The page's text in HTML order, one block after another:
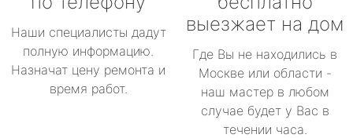
Наши специалисты дадут
полную информацию.
Назначат цену ремонта и
время работ.
выезжает на дом
Где Вы не находились в
Москве или области -
наш мастер в любом
случае будет у Вас в
течении часа.